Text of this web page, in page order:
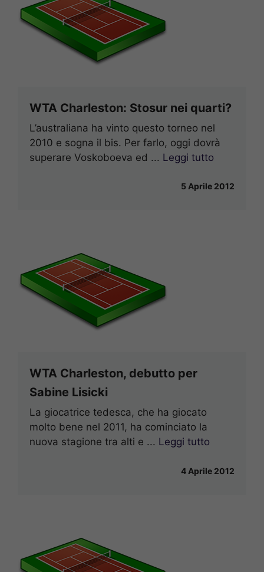
WTA Charleston: Stosur nei quarti?
L’australiana ha vinto questo torneo nel
2010 e sogna il bis. Per farlo, oggi dovrà
superare Voskoboeva ed ... Leggi tutto
5 Aprile 2012
WTA Charleston, debutto per
Sabine Lisicki
La giocatrice tedesca, che ha giocato
molto bene nel 2011, ha cominciato la
nuova stagione tra alti e ... Leggi tutto
4 Aprile 2012